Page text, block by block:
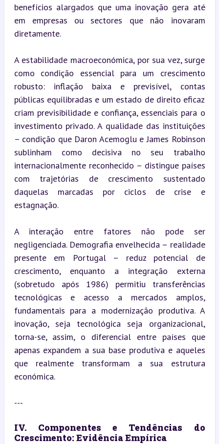
benefícios alargados que uma inovação gera até
em empresas ou sectores que não inovaram
diretamente.
A estabilidade macroeconómica, por sua vez, surge
como condição essencial para um crescimento
robusto: inflação baixa e previsível, contas
públicas equilibradas e um estado de direito eficaz
criam previsibilidade e confiança, essenciais para o
investimento privado. A qualidade das instituições
– condição que Daron Acemoglu e James Robinson
sublinham como decisiva no seu trabalho
internacionalmente reconhecido – distingue países
com trajetórias de crescimento sustentado
daquelas marcadas por ciclos de crise e
estagnação.
A interação entre fatores não pode ser
negligenciada. Demografia envelhecida – realidade
presente em Portugal – reduz potencial de
crescimento, enquanto a integração externa
(sobretudo após 1986) permitiu transferências
tecnológicas e acesso a mercados amplos,
fundamentais para a modernização produtiva. A
inovação, seja tecnológica seja organizacional,
torna-se, assim, o diferencial entre países que
apenas expandem a sua base produtiva e aqueles
que realmente transformam a sua estrutura
económica.
---
IV. Componentes e Tendências do
Crescimento: Evidência Empírica